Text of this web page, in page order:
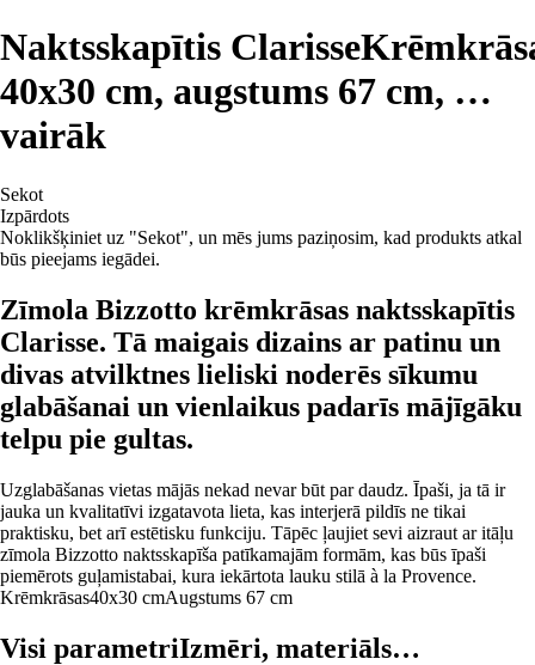
Naktsskapītis Clarisse
40x30 cm, augstums 67 cm, …
vairāk
Sekot
Izpārdots
Noklikšķiniet uz "Sekot", un mēs jums paziņosim, kad produkts atkal
būs pieejams iegādei.
Zīmola Bizzotto krēmkrāsas naktsskapītis
Clarisse. Tā maigais dizains ar patinu un
divas atvilktnes lieliski noderēs sīkumu
glabāšanai un vienlaikus padarīs mājīgāku
telpu pie gultas.
Uzglabāšanas vietas mājās nekad nevar būt par daudz. Īpaši, ja tā ir
jauka un kvalitatīvi izgatavota lieta, kas interjerā pildīs ne tikai
praktisku, bet arī estētisku funkciju. Tāpēc ļaujiet sevi aizraut ar itāļu
zīmola Bizzotto naktsskapīša patīkamajām formām, kas būs īpaši
piemērots guļamistabai, kura iekārtota lauku stilā à la Provence.
Krēmkrāsas40x30 cmAugstums 67 cm
Visi parametriIzmēri, materiāls…